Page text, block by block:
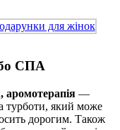
СПА
аромотерапія —
турботи, який може
дорогим. Також